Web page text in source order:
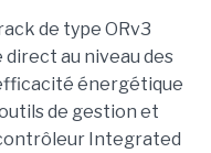
de type ORv3
au niveau des
énergétique
de gestion et
Integrated